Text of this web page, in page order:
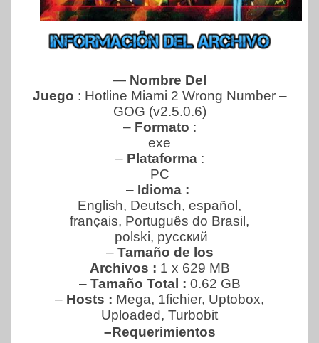
— Nombre Del
Juego : Hotline Miami 2 Wrong Number –
GOG (v2.5.0.6)
– Formato :
exe
– Plataforma :
PC
– Idioma :
English, Deutsch, español,
français, Português do Brasil,
polski, русский
– Tamaño de los
Archivos : 1 x 629 MB
– Tamaño Total : 0.62 GB
– Hosts : Mega, 1fichier, Uptobox,
Uploaded, Turbobit
–Requerimientos